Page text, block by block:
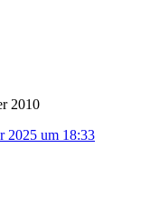
2010
2025 um 18:33